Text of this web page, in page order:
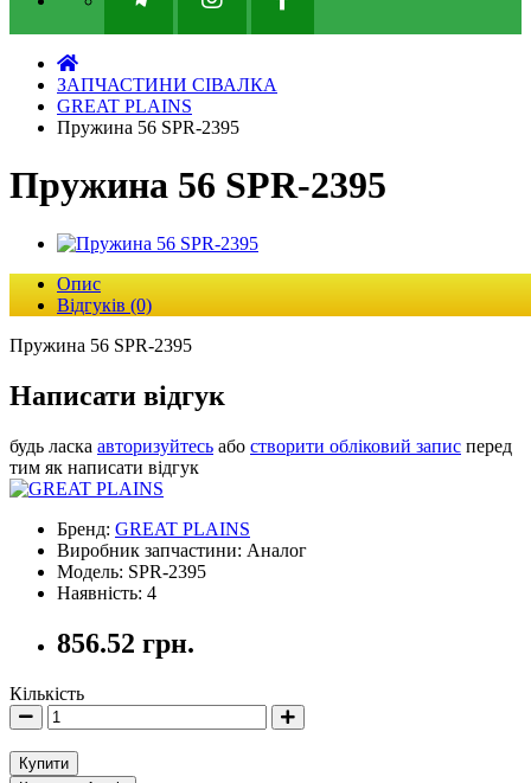
ЗАПЧАСТИНИ СІВАЛКА
GREAT PLAINS
Пружина 56 SPR-2395
Пружина 56 SPR-2395
Опис
Відгуків (0)
Пружина 56 SPR-2395
Написати відгук
будь ласка авторизуйтесь або створити обліковий запис перед
тим як написати відгук
Бренд: GREAT PLAINS
Виробник запчастини: Аналог
Модель: SPR-2395
Наявність: 4
856.52 грн.
Кількість
Купити